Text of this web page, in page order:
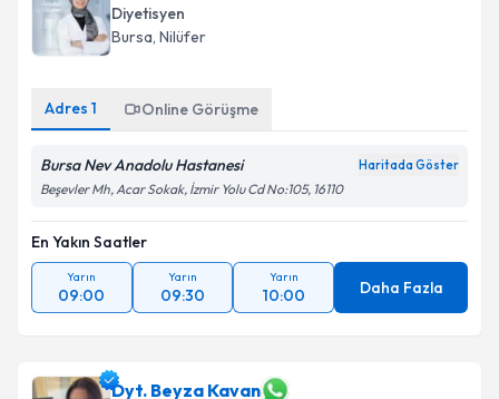
Diyetisyen
Bursa, Nilüfer
Adres 1 Online Görüşme
Bursa Nev Anadolu Hastanesi Haritada Göster
Beşevler Mh, Acar Sokak, İzmir Yolu Cd No:105, 16110
En Yakın Saatler
Yarın
09:00
Yarın
09:30
Yarın
10:00 Daha Fazla
Dyt. Beyza Kavan